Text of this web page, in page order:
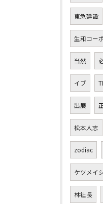
東急建設
生和コー
当然
イブ
出展
松本人志
zodiac
ケツメイ
林社長